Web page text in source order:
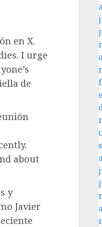
en X.
I urge
de
about
y
Javier